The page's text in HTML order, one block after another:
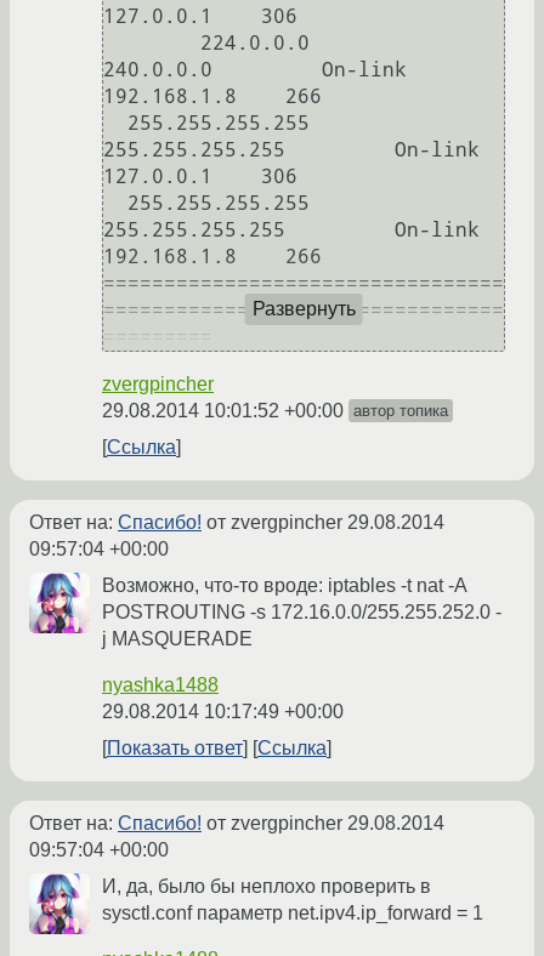
127.0.0.1    306
240.0.0.0         On-link
192.168.1.8    266
255.255.255.255         On-link
127.0.0.1    306
255.255.255.255         On-link
192.168.1.8    266
=================================
=================================
Развернуть
zvergpincher
29.08.2014 10:01:52 +00:00 автор топика
Ссылка
Ответ на: Спасибо! от zvergpincher 29.08.2014
09:57:04 +00:00
Возможно, что-то вроде: iptables -t nat -A
POSTROUTING -s 172.16.0.0/255.255.252.0 -
j MASQUERADE
nyashka1488
29.08.2014 10:17:49 +00:00
Показать ответ
Ссылка
Ответ на: Спасибо! от zvergpincher 29.08.2014
09:57:04 +00:00
И, да, было бы неплохо проверить в
sysctl.conf параметр net.ipv4.ip_forward = 1